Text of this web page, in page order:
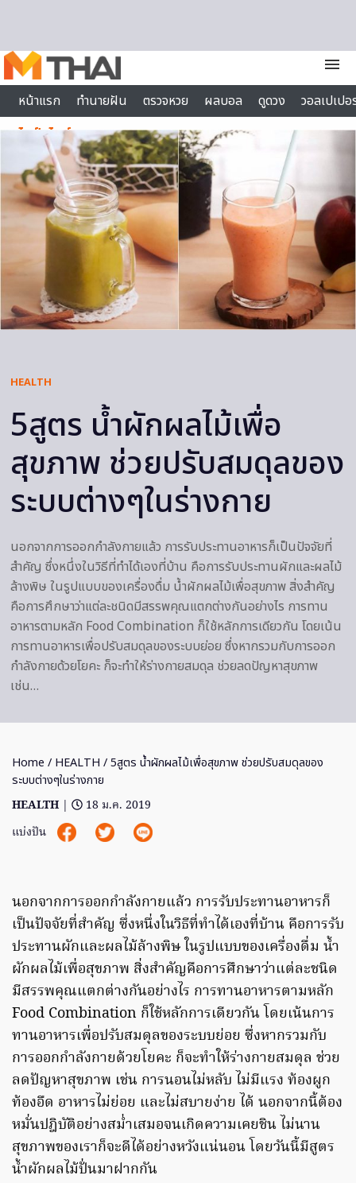
menu
หน้าแรก
ทำนายฝัน ตรวจหวย ผลบอล ดูดวง
วอลเปเป
ไลฟ์สไตล์
HEALTH
5สูตร น้ำผักผลไม้เพื่อ
สุขภาพ ช่วยปรับสมดุลของ
ระบบต่างๆในร่างกาย
นอกจากการออกกำลังกายแล้ว การรับประทานอาหารก็เป็นปัจจัยที่
สำคัญ ซึ่งหนึ่งในวิธีที่ทำได้เองที่บ้าน คือการรับประทานผักและผลไม้
ล้างพิษ ในรูปแบบของเครื่องดื่ม น้ำผักผลไม้เพื่อสุขภาพ สิ่งสำคัญ
คือการศึกษาว่าแต่ละชนิดมีสรรพคุณแตกต่างกันอย่างไร การทาน
อาหารตามหลัก Food Combination ก็ใช้หลักการเดียวกัน โดยเน้น
การทานอาหารเพื่อปรับสมดุลของระบบย่อย ซึ่งหากรวมกับการออก
กำลังกายด้วยโยคะ ก็จะทำให้ร่างกายสมดุล ช่วยลดปัญหาสุขภาพ
เช่น…
Home / HEALTH / 5สูตร น้ำผักผลไม้เพื่อสุขภาพ ช่วยปรับสมดุลของ
ระบบต่างๆในร่างกาย
HEALTH |
18 ม.ค. 2019
แบ่งปัน
นอกจากการออกกำลังกายแล้ว การรับประทานอาหารก็
เป็นปัจจัยที่สำคัญ ซึ่งหนึ่งในวิธีที่ทำได้เองที่บ้าน คือการรับ
ประทานผักและผลไม้ล้างพิษ ในรูปแบบของเครื่องดื่ม น้ำ
ผักผลไม้เพื่อสุขภาพ สิ่งสำคัญคือการศึกษาว่าแต่ละชนิด
มีสรรพคุณแตกต่างกันอย่างไร การทานอาหารตามหลัก
Food Combination ก็ใช้หลักการเดียวกัน โดยเน้นการ
ทานอาหารเพื่อปรับสมดุลของระบบย่อย ซึ่งหากรวมกับ
การออกกำลังกายด้วยโยคะ ก็จะทำให้ร่างกายสมดุล ช่วย
ลดปัญหาสุขภาพ เช่น การนอนไม่หลับ ไม่มีแรง ท้องผูก
ท้องอืด อาหารไม่ย่อย และไม่สบายง่าย ได้ นอกจากนี้ต้อง
หมั่นปฎิบัติอย่างสม่ำเสมอจนเกิดความเคยชิน ไม่นาน
สุขภาพของเราก็จะดีได้อย่างหวังแน่นอน โดยวันนี้มีสูตร
น้ำผักผลไม้ปั่นมาฝากกัน